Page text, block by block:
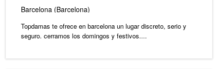
Barcelona (Barcelona)
Topdamas te ofrece en barcelona un lugar discreto, serio y
seguro. cerramos los domingos y festivos....